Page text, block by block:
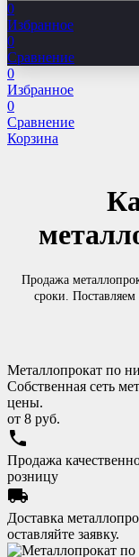
0
Избранное
0
Сравнение
0
Избранное
0
Сравнение
Корзина
Продажа
сроки.
Металлопрокат по
Собственная сеть
цены.
от 8 руб.
phone
Продажа
розницу
local_shipping
Доставка
оставляйте заявку.